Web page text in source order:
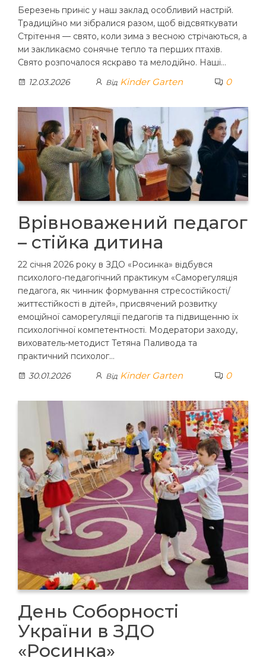
Березень приніс у наш заклад особливий настрій.
Традиційно ми зібралися разом, щоб відсвяткувати
Стрітення — свято, коли зима з весною стрічаються, а
ми закликаємо сонячне тепло та перших птахів.
Свято розпочалося яскраво та мелодійно. Наші…
12.03.2026
Від Kinder Garten 0
Врівноважений педагог
– стійка дитина
22 січня 2026 року в ЗДО «Росинка» відбувся
психолого-педагогічний практикум «Саморегуляція
педагога, як чинник формування стресостійкості/
життєстійкості в дітей», присвячений розвитку
емоційної саморегуляції педагогів та підвищенню їх
психологічної компетентності. Модератори заходу,
вихователь-методист Тетяна Паливода та
практичний психолог…
30.01.2026
Від Kinder Garten 0
День Соборності
України в ЗДО
«Росинка»